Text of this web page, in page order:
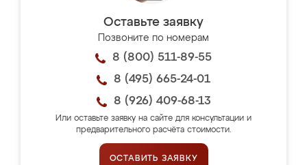
Оставьте заявку
Позвоните по номерам
8 (800) 511-89-55
8 (495) 665-24-01
8 (926) 409-68-13
Или оставьте заявку на сайте для консультации и
предварительного расчёта стоимости.
ОСТАВИТЬ ЗАЯВКУ